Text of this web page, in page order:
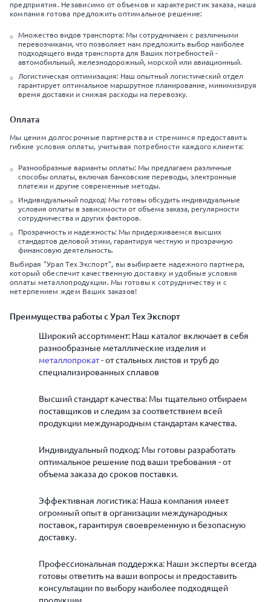
предприятия. Независимо от объемов и характеристик заказа, наша
компания готова предложить оптимальное решение:
Множество видов транспорта: Мы сотрудничаем с различными
перевозчиками, что позволяет нам предложить выбор наиболее
подходящего вида транспорта для Ваших потребностей -
автомобильный, железнодорожный, морской или авиационный.
Логистическая оптимизация: Наш опытный логистический отдел
гарантирует оптимальное маршрутное планирование, минимизируя
время доставки и снижая расходы на перевозку.
Оплата
Мы ценим долгосрочные партнерства и стремимся предоставить
гибкие условия оплаты, учитывая потребности каждого клиента:
Разнообразные варианты оплаты: Мы предлагаем различные
способы оплаты, включая банковские переводы, электронные
платежи и другие современные методы.
Индивидуальный подход: Мы готовы обсудить индивидуальные
условия оплаты в зависимости от объема заказа, регулярности
сотрудничества и других факторов.
Прозрачность и надежность: Мы придерживаемся высших
стандартов деловой этики, гарантируя честную и прозрачную
финансовую деятельность.
Выбирая "Урал Тех Экспорт", вы выбираете надежного партнера,
который обеспечит качественную доставку и удобные условия
оплаты металлопродукции. Мы готовы к сотрудничеству и с
нетерпением ждем Ваших заказов!
Преимущества работы с Урал Тех Экспорт
Широкий ассортимент: Наш каталог включает в себя
разнообразные металлические изделия и
металлопрокат- от стальных листов и труб до
специализированных сплавов
Высший стандарт качества: Мы тщательно отбираем
поставщиков и следим за соответствием всей
продукции международным стандартам качества.
Индивидуальный подход: Мы готовы разработать
оптимальное решение под ваши требования - от
объема заказа до сроков поставки.
Эффективная логистика: Наша компания имеет
огромный опыт в организации международных
поставок, гарантируя своевременную и безопасную
доставку.
Профессиональная поддержка: Наши эксперты всегда
готовы ответить на ваши вопросы и предоставить
консультации по выбору наиболее подходящей